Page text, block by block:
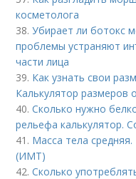
косметолога
38.Убирает ли ботокс
проблемы устраняют
части лица
39. Как узнать свои
Калькулятор размеров
40.Сколько нужно
рельефа калькулятор.
41. Масса тела
(ИМТ)
42.Сколько